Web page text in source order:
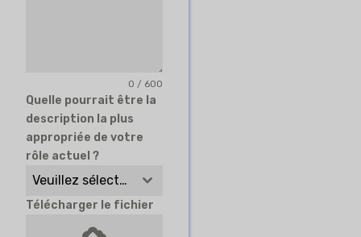
0 / 600
Quelle pourrait être la
description la plus
appropriée de votre
rôle actuel ?
Veuillez sélectionner
Télécharger le fichier